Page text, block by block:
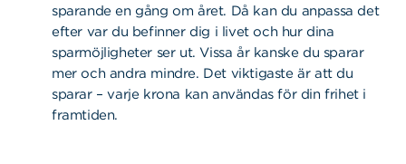
sparande en gång om året. Då kan du anpassa det
efter var du befinner dig i livet och hur dina
sparmöjligheter ser ut. Vissa år kanske du sparar
mer och andra mindre. Det viktigaste är att du
sparar – varje krona kan användas för din frihet i
framtiden.